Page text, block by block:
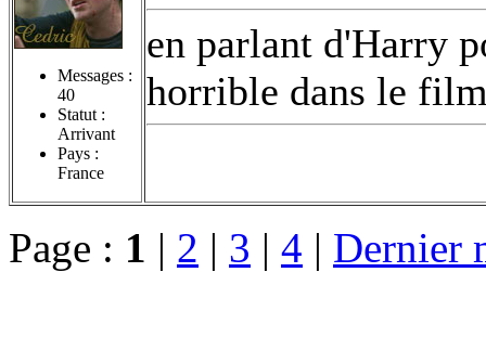
Messages :
40
Statut :
Arrivant
Pays :
France
en parlant d'Harry
horrible dans le
Page : 1 | 2 | 3 | 4 | Dernier